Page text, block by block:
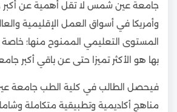
جامعة عين شمس لا تقل أهمية عن أكبر
وأمريكا في أسواق العمل الإقليمية
المستوى التعليمي الممنوح منها؛ خاصة
بها هو الأكثر تميزا حتى عن باقي أكبر
فيحصل الطالب في كلية الطب جامعة
مناهج أكاديمية وتطبيقية متكاملة